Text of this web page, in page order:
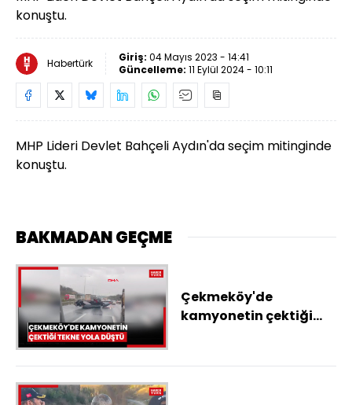
konuştu.
Habertürk Giriş: 04 Mayıs 2023 - 14:41
Güncelleme: 11 Eylül 2024 - 10:11
MHP Lideri Devlet Bahçeli Aydın'da seçim mitinginde
konuştu.
BAKMADAN GEÇME
Çekmeköy'de
kamyonetin çektiği